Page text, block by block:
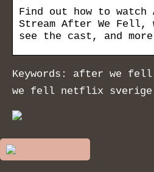
Find out how to
Stream After We
see the cast, and
Keywords: after we
we fell netflix sverige